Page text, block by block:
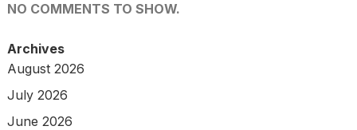
NO COMMENTS TO SHOW.
Archives
August 2026
July 2026
June 2026